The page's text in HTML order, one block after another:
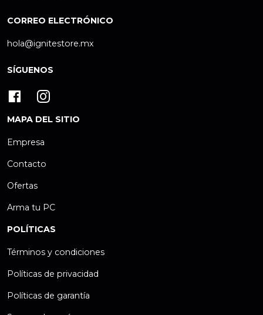
CORREO ELECTRÓNICO
hola@ignitestore.mx
SÍGUENOS
MAPA DEL SITIO
Empresa
Contacto
Ofertas
Arma tu PC
POLÍTICAS
Términos y condiciones
Políticas de privacidad
Políticas de garantía